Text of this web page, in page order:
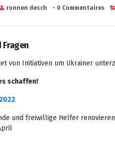
ronnen desch - 0 Commentaires
von Initiativen um Ukrainer
schaffen!
und freiwillige Helfer